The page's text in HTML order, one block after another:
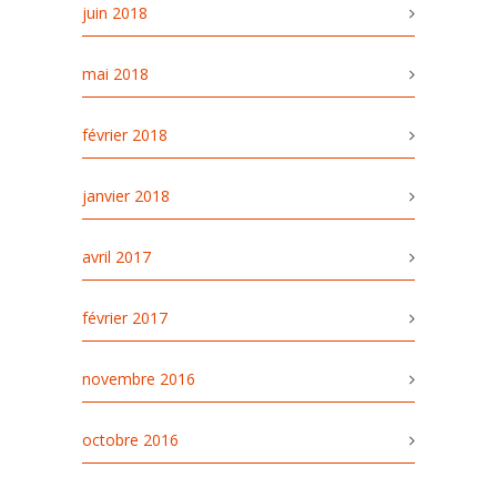
juin 2018
mai 2018
février 2018
janvier 2018
avril 2017
février 2017
novembre 2016
octobre 2016